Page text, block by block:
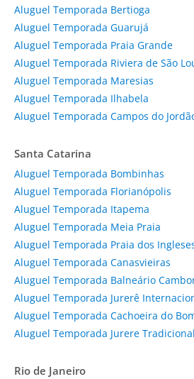
Aluguel Temporada Bertioga
Aluguel Temporada Guarujá
Aluguel Temporada Praia Grande
Aluguel Temporada Riviera de São
Aluguel Temporada Maresias
Aluguel Temporada Ilhabela
Aluguel Temporada Campos do
Santa Catarina
Aluguel Temporada Bombinhas
Aluguel Temporada Florianópolis
Aluguel Temporada Itapema
Aluguel Temporada Meia Praia
Aluguel Temporada Praia dos
Aluguel Temporada Canasvieiras
Aluguel Temporada Balneário
Aluguel Temporada Jurerê
Aluguel Temporada Cachoeira do
Aluguel Temporada Jurere Tradicional
Rio de Janeiro